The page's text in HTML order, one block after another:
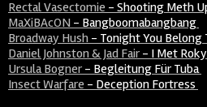
Rectal Vasectomie - Shooting Meth
MaXiBAcON - Bangboomabangbang
Broadway Hush - Tonight You Belong
Daniel Johnston & Jad Fair - I Met
Ursula Bogner - Begleitung Für Tuba
Insect Warfare - Deception Fortress